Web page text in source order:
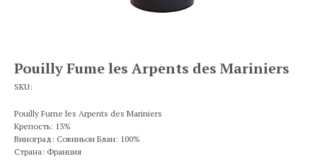
Pouilly Fume les Arpents des Mariniers
SKU:
Pouilly Fume les Arpents des Mariniers
Крепость: 13%
Виноград: Совиньон Блан: 100%
Страна: Франция